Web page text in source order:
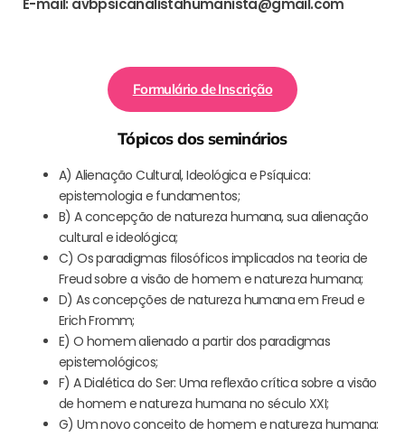
E-mail: avbpsicanalistahumanista@gmail.com
Formulário de Inscrição
Tópicos dos seminários
A) Alienação Cultural, Ideológica e Psíquica:
epistemologia e fundamentos;
B) A concepção de natureza humana, sua alienação
cultural e ideológica;
C) Os paradigmas filosóficos implicados na teoria de
Freud sobre a visão de homem e natureza humana;
D) As concepções de natureza humana em Freud e
Erich Fromm;
E) O homem alienado a partir dos paradigmas
epistemológicos;
F) A Dialética do Ser: Uma reflexão crítica sobre a visão
de homem e natureza humana no século XXI;
G) Um novo conceito de homem e natureza humana: